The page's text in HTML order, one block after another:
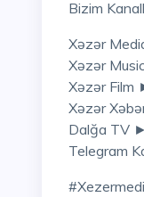
Bizim
Xəzər
Xəzər
Xəzər Film
Xəzər
Dalğa TV ►
Telegram